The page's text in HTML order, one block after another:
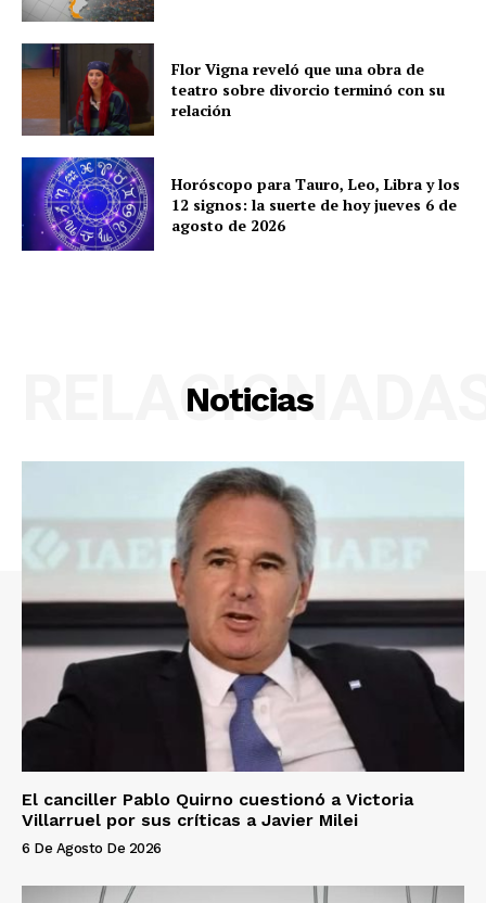
Flor Vigna reveló que una obra de
teatro sobre divorcio terminó con su
relación
Horóscopo para Tauro, Leo, Libra y los
12 signos: la suerte de hoy jueves 6 de
agosto de 2026
Noticias
El canciller Pablo Quirno cuestionó a Victoria
Villarruel por sus críticas a Javier Milei
6 De Agosto De 2026